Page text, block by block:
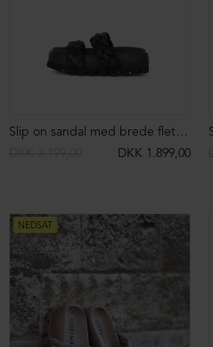
Slip on sandal med brede flettede remme
DKK 1.899,00
NEDSAT